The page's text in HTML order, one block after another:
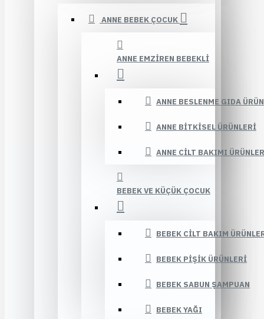
ANNE BEBEK ÇOCUK
ANNE EMZIREN BEBEKLI
ANNE BESLENME GIDA
ANNE BITKISEL ÜRÜNLERI
ANNE CILT BAKIMI
BEBEK VE KÜÇÜK ÇOCUK
BEBEK CILT BAKIM
BEBEK PIŞIK ÜRÜNLERI
BEBEK SABUN ŞAMPUAN
BEBEK YAĞI